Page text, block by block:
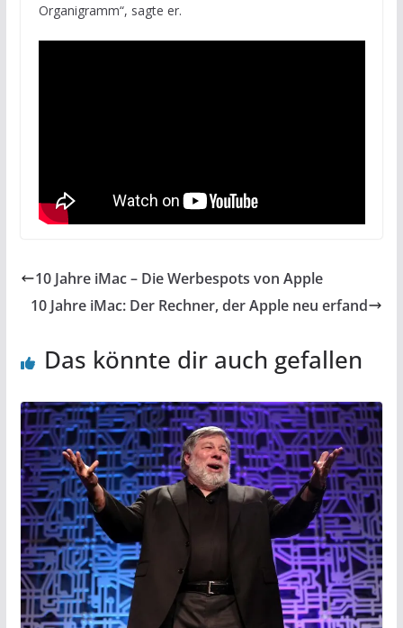
Organigramm“, sagte er.
10 Jahre iMac – Die Werbespots von Apple
10 Jahre iMac: Der Rechner, der Apple neu erfand
Das könnte dir auch gefallen